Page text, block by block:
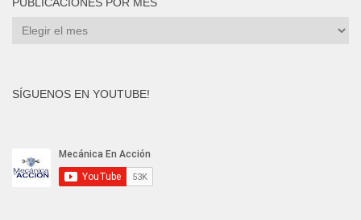
Publicaciones
SÍGUENOS EN YOUTUBE!